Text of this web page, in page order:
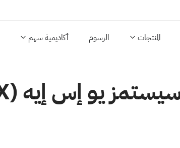
المنتجات الرسوم أكاديمية سهم